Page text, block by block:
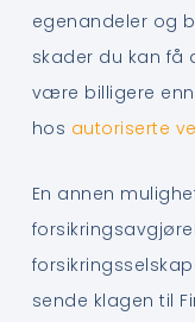
egenandeler og
skader du kan få
være billigere
hos autoriserte
En annen
sende klagen til